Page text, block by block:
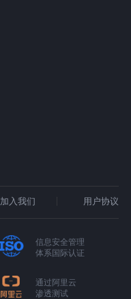
加入我们 用户协议
信息安全管理
体系国际认证
通过阿里云
渗透测试